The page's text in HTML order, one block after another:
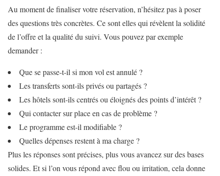
Au moment de finaliser votre réservation, n’hésitez pas à poser
des questions très concrètes. Ce sont elles qui révèlent la solidité
de l’offre et la qualité du suivi. Vous pouvez par exemple
demander :
Que se passe-t-il si mon vol est annulé ?
Les transferts sont-ils privés ou partagés ?
Les hôtels sont-ils centrés ou éloignés des points d’intérêt ?
Qui contacter sur place en cas de problème ?
Le programme est-il modifiable ?
Quelles dépenses restent à ma charge ?
Plus les réponses sont précises, plus vous avancez sur des bases
solides. Et si l’on vous répond avec flou ou irritation, cela donne